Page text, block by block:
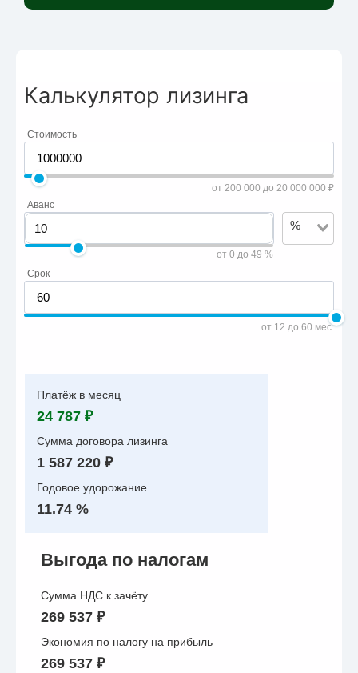
Калькулятор лизинга
Стоимость
от 200 000 до 20 000 000 ₽
Аванс
от 0 до 49 %
%
Срок
от 12 до 60 мес.
Платёж в месяц
24 787 ₽
Сумма договора лизинга
1 587 220 ₽
Годовое удорожание
11.74 %
Выгода по налогам
Сумма НДС к зачёту
269 537 ₽
Экономия по налогу на прибыль
269 537 ₽